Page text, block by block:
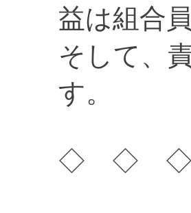
益は組合
そして、
す。
◇ ◇ ◇